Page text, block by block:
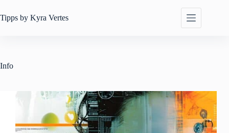
Inhalt
springen
Tipps by Kyra Vertes
Info